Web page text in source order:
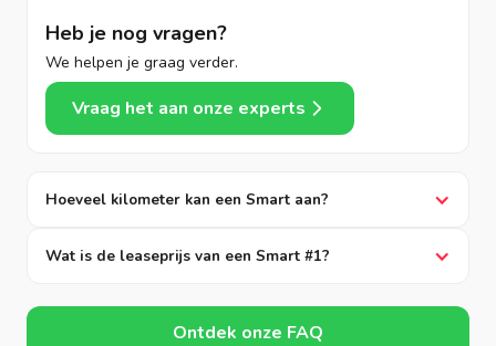
Heb je nog vragen?
We helpen je graag verder.
Vraag het aan onze experts
Hoeveel kilometer kan een Smart aan?
Wat is de leaseprijs van een Smart #1?
Ontdek onze FAQ